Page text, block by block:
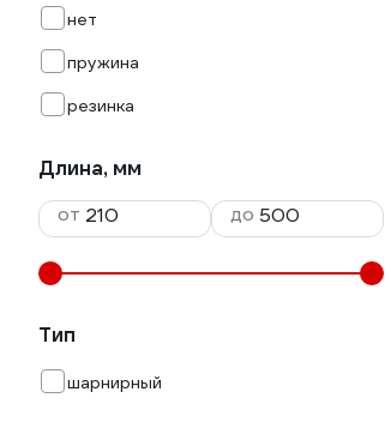
нет
пружина
резинка
Длина, мм
от
до
Тип
шарнирный